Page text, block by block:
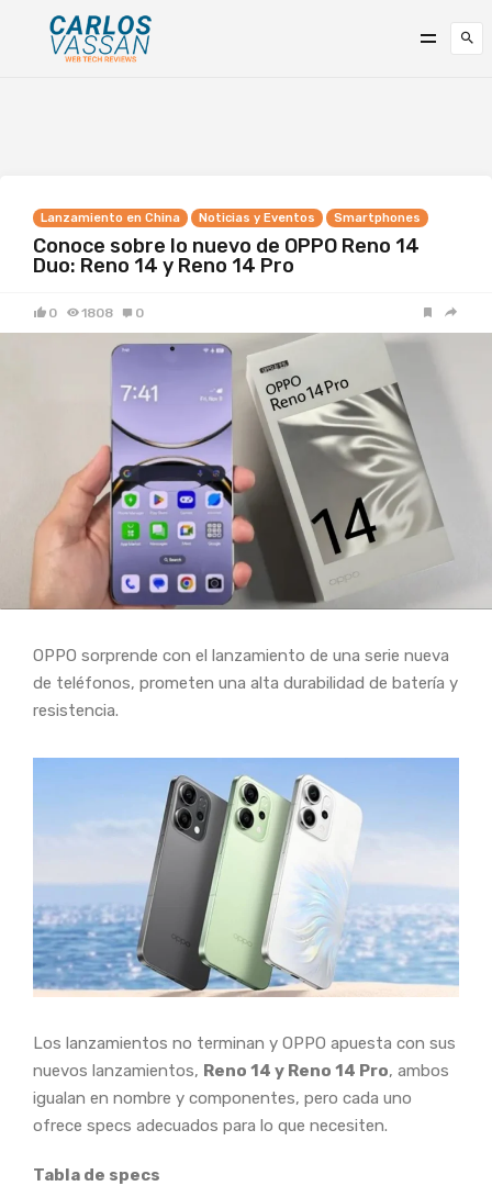
Lanzamiento en China Noticias y Eventos Smartphones
Conoce sobre lo nuevo de OPPO Reno 14
Duo: Reno 14 y Reno 14 Pro
0 1808 0
OPPO sorprende con el lanzamiento de una serie nueva
de teléfonos, prometen una alta durabilidad de batería y
resistencia.
Los lanzamientos no terminan y OPPO apuesta con sus
nuevos lanzamientos, Reno 14 y Reno 14 Pro, ambos
igualan en nombre y componentes, pero cada uno
ofrece specs adecuados para lo que necesiten.
Tabla de specs